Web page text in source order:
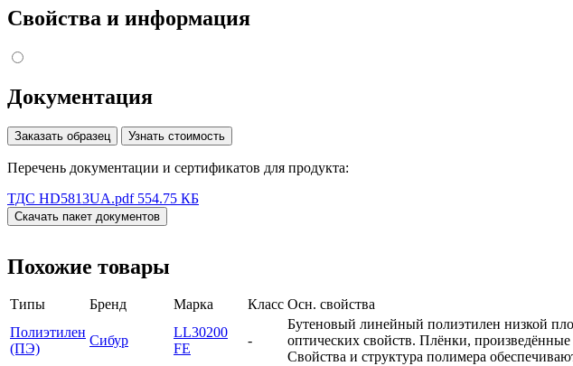
Свойства и информация
Документация
Заказать образец Узнать стоимость
Перечень документации и сертификатов для продукта:
ТДС HD5813UA.pdf 554.75 КБ
Скачать пакет документов
Похожие товары
Типы Бренд Марка Класс Осн. свойства
Полиэтилен
(ПЭ)
Сибур
LL30200
FE
-
Бутеновый линейный полиэтилен низкой
оптических свойств. Плёнки,
Свойства и структура полимера